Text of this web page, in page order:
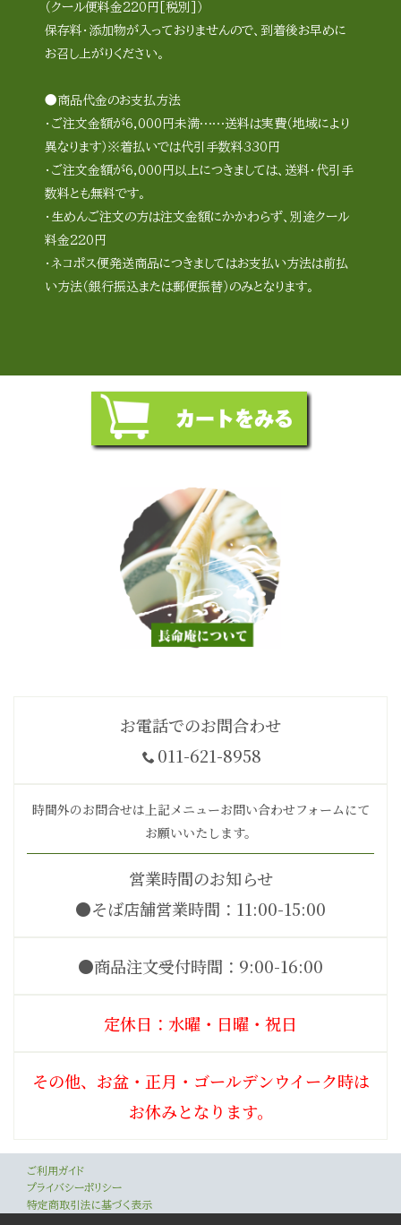
（クール便料金220円[税別]）
保存料・添加物が入っておりませんので、到着後お早めに
お召し上がりください。
●商品代金のお支払方法
・ご注文金額が6,000円未満……送料は実費（地域により
異なります）※着払いでは代引手数料330円
・ご注文金額が6,000円以上につきましては、送料・代引手
数料とも無料です。
・生めんご注文の方は注文金額にかかわらず、別途クール
料金220円
・ネコポス便発送商品につきましてはお支払い方法は前払
い方法（銀行振込または郵便振替）のみとなります。
お電話でのお問合わせ
011-621-8958
時間外のお問合せは上記メニューお問い合わせフォームにて
お願いいたします。
営業時間のお知らせ
●そば店舗営業時間：11:00-15:00
●商品注文受付時間：9:00-16:00
定休日：水曜・日曜・祝日
その他、お盆・正月・ゴールデンウイーク時は
お休みとなります。
ご利用ガイド
プライバシーポリシー
特定商取引法に基づく表示